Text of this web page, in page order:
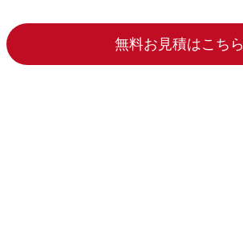
無料お見積はこちら